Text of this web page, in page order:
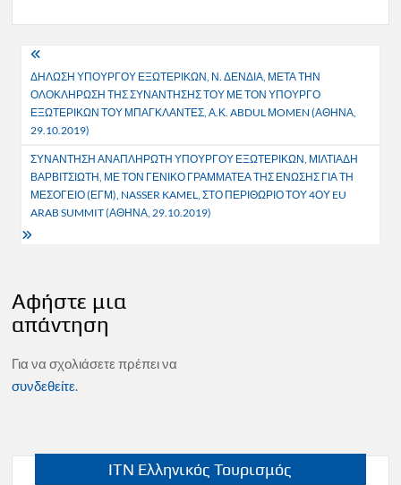
Πλοήγηση
άρθρων
ΔΗΛΩΣΗ ΥΠΟΥΡΓΟΥ ΕΞΩΤΕΡΙΚΩΝ, Ν. ΔΕΝΔΙΑ, ΜΕΤΑ ΤΗΝ
ΟΛΟΚΛΗΡΩΣΗ ΤΗΣ ΣΥΝΑΝΤΗΣΗΣ ΤΟΥ ΜΕ ΤΟΝ ΥΠΟΥΡΓΟ
ΕΞΩΤΕΡΙΚΩΝ ΤΟΥ ΜΠΑΓΚΛΑΝΤΕΣ, Α.Κ. ABDUL ΜOMEN (ΑΘΗΝΑ,
29.10.2019)
ΣΥΝΑΝΤΗΣΗ ΑΝΑΠΛΗΡΩΤΗ ΥΠΟΥΡΓΟΥ ΕΞΩΤΕΡΙΚΩΝ, ΜΙΛΤΙΑΔΗ
ΒΑΡΒΙΤΣΙΩΤΗ, ΜΕ ΤΟΝ ΓΕΝΙΚΟ ΓΡΑΜΜΑΤΕΑ ΤΗΣ ΕΝΩΣΗΣ ΓΙΑ ΤΗ
ΜΕΣΟΓΕΙΟ (ΕΓΜ), NASSER KAMEL, ΣΤΟ ΠΕΡΙΘΩΡΙΟ ΤΟΥ 4ΟΥ EU
ARAB SUMMIT (ΑΘΗΝΑ, 29.10.2019)
Αφήστε μια
απάντηση
Για να σχολιάσετε πρέπει να
συνδεθείτε.
ITN Ελληνικός Τουρισμός